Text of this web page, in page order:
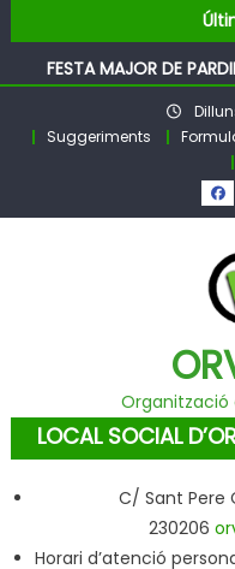
to
content
Pubilles i Hereus –
FESTA MAJOR DE
Llibre Pardinyes 1860 –
Pubilles i Hereus –
BALL DE FESTA MAJOR
Suggeriments
Organització
LOCAL SOCIAL
C/ Sant Pere
230206
Horari d’atenció